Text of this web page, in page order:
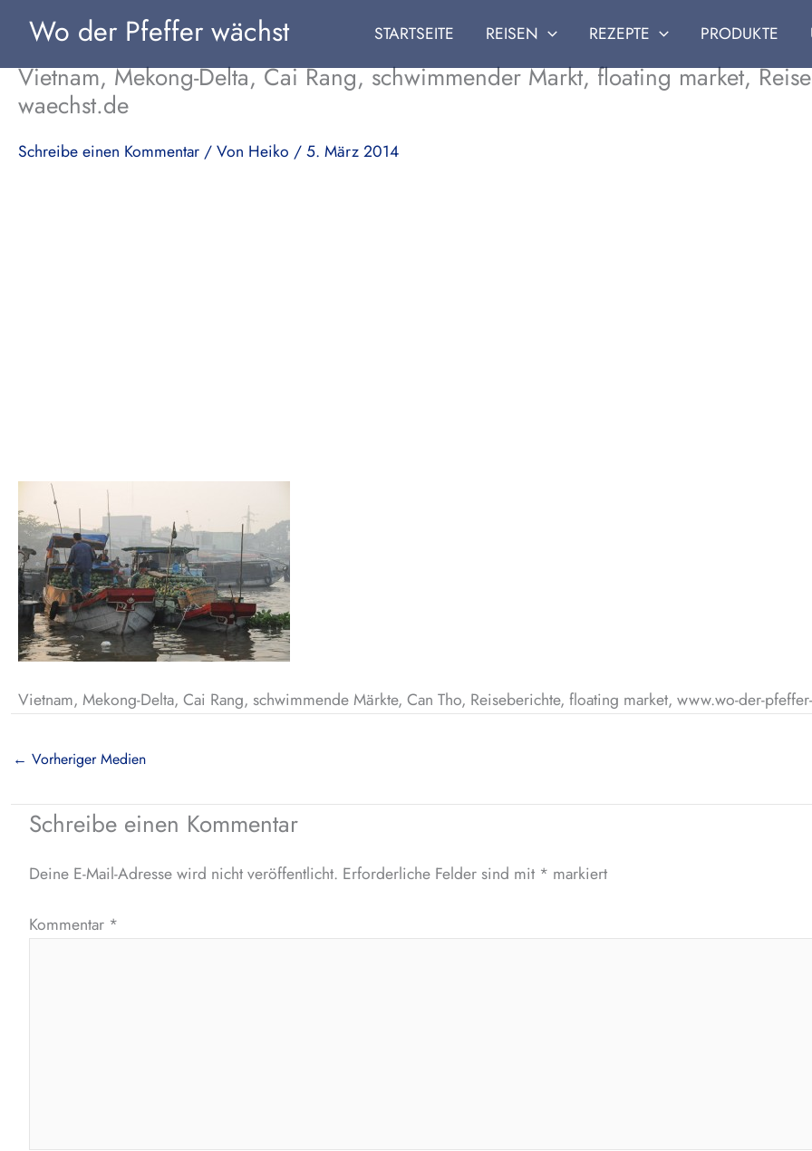
Inhalt
springen
Wo der Pfeffer wächst STARTSEITE REISEN REZEPTE PRODUKTE
Vietnam, Mekong-Delta, Cai Rang, schwimmender Markt, floating market,
waechst.de
Schreibe einen Kommentar/ Von Heiko /5. März 2014
Vietnam, Mekong-Delta, Cai Rang, schwimmende Märkte, Can Tho, Reiseberichte, floating market, www.wo-der-
← Vorheriger Medien
Schreibe einen Kommentar
Deine E-Mail-Adresse wird nicht veröffentlicht. Erforderliche Felder sind mit * markiert
Kommentar *